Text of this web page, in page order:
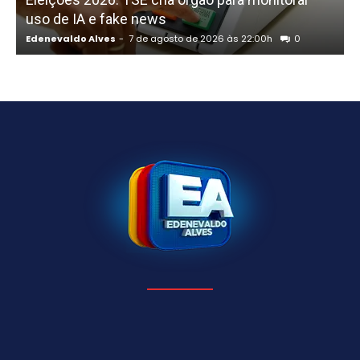
uso de IA e fake news
Edenevaldo Alves - 7 de agosto de 2026 às 22:00h 0